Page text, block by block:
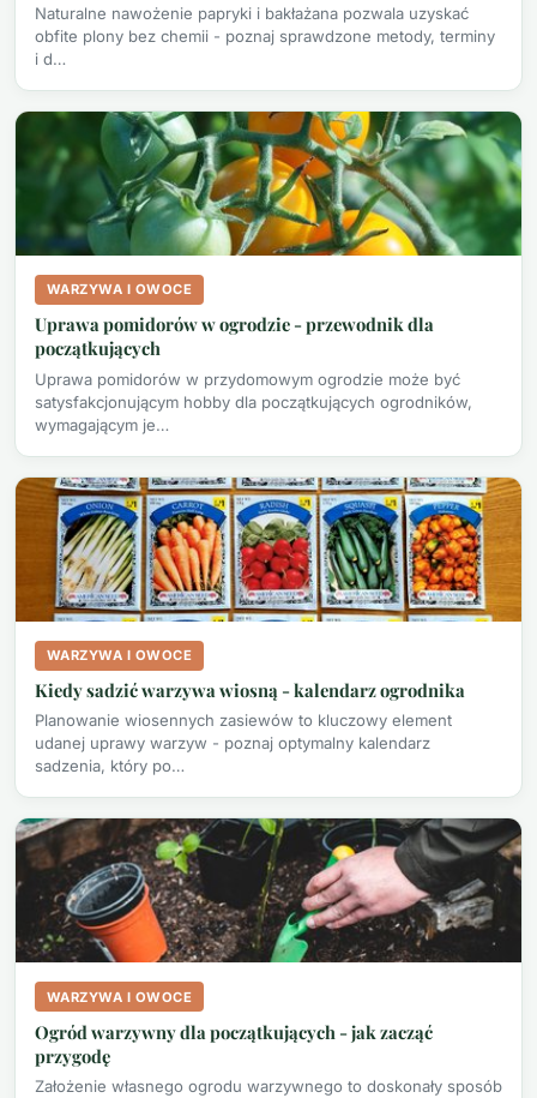
Naturalne nawożenie papryki i bakłażana pozwala uzyskać
obfite plony bez chemii - poznaj sprawdzone metody, terminy
i d…
WARZYWA I OWOCE
Uprawa pomidorów w ogrodzie - przewodnik dla
początkujących
Uprawa pomidorów w przydomowym ogrodzie może być
satysfakcjonującym hobby dla początkujących ogrodników,
wymagającym je…
WARZYWA I OWOCE
Kiedy sadzić warzywa wiosną - kalendarz ogrodnika
Planowanie wiosennych zasiewów to kluczowy element
udanej uprawy warzyw - poznaj optymalny kalendarz
sadzenia, który po…
WARZYWA I OWOCE
Ogród warzywny dla początkujących - jak zacząć
przygodę
Założenie własnego ogrodu warzywnego to doskonały sposób